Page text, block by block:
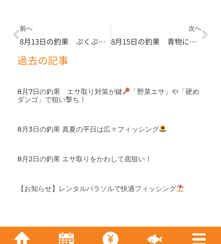
Prev
前へ
8月13日の釣果 ぷくぷくダンゴ、キビナゴ当たり餌です
次へ
8月15日の釣果 青物にはキビナゴがおすすめ
過去の記事
8月7日の釣果 エサ取り対策が鍵
「野菜エサ」や「硬め
ダンゴ」で狙い撃ち！
8月3日の釣果 真夏の平日は広々フィッシング
8月2日の釣果 エサ取りをかわして底狙い！
【お知らせ】レンタルパラソルで快適フィッシング